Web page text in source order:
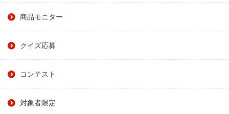
商品モニター
クイズ応募
コンテスト
対象者限定